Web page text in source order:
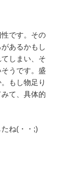
です。その
あるかもし
しまい、そ
うです。盛
もし物足り
て、具体的
ね(・・;)